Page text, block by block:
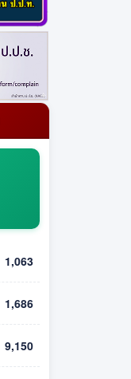
1,063
1,686
9,150